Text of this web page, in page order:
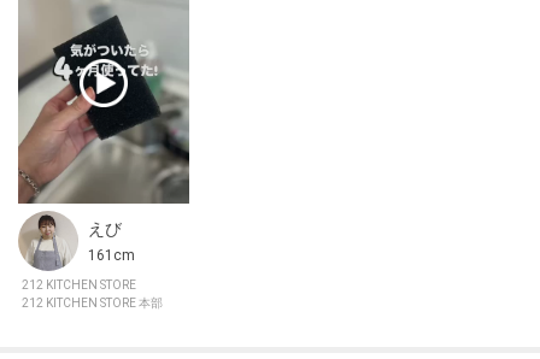
えび
161cm
212 KITCHEN STORE
212 KITCHEN STORE 本部